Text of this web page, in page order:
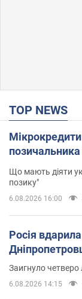
TOP NEWS
Мікрокредити
позичальника
Що мають діяти
позику"
6.08.2026 16:00
Росія
Заигнуло
6.08.2026 14:15